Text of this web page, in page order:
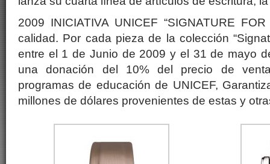
2009 INICIATIVA UNICEF “SIGNATURE
calidad. Por cada pieza de la colección
entre el 1 de Junio de 2009 y el 31 de mayo
una donación del 10% del precio de
programas de educación de UNICEF,
millones de dólares provenientes de estas y